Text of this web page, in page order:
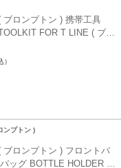
ブロンプトン ) 携帯工具
FOR T LINE ( ブロ
）
ンプトン )
ブロンプトン ) フロントバ
ッグ BOTTLE HOLDER (